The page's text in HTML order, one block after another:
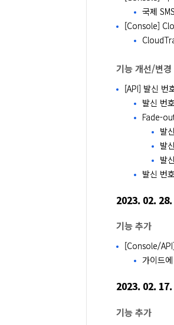
국제
[Console]
기능 개선/변경
[API] 발신 번
발신 번
Fade-
발
발
발
발신 번
2023. 02. 28.
기능 추가
[Console/
가이드
2023. 02. 17.
기능 추가